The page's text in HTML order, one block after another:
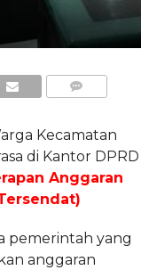
Kecamatan
di Kantor DPRD
Anggaran
pemerintah yang
anggaran